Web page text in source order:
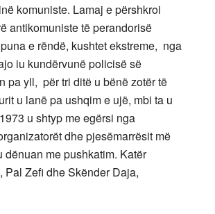
komuniste. Lamaj e përshkroi
antikomuniste të perandorisë
e rëndë, kushtet ekstreme, nga
iu kundërvunë policisë së
pa yll, për tri ditë u bënë zotër të
u lanë pa ushqim e ujë, mbi ta u
u shtyp me egërsi nga
dhe pjesëmarrësit më
dënuan me pushkatim. Katër
Pal Zefi dhe Skënder Daja,